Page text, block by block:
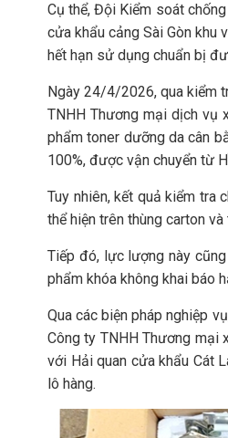
Cụ thể, Đội Kiểm soát
cửa khẩu cảng Sài Gòn khu
hết hạn sử dụng chuẩn bị
Ngày 24/4/2026, qua kiểm
TNHH Thương mại dịch vụ
phẩm toner dưỡng da cân
100%, được vận chuyển từ
Tuy nhiên, kết quả kiểm tra
thể hiện trên thùng carton
Tiếp đó, lực lượng này
phẩm khóa không khai báo
Qua các biện pháp nghiệp
Công ty TNHH Thương mại
với Hải quan cửa khẩu Cát
lô hàng.